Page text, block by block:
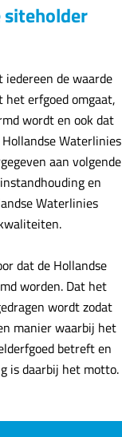
siteholder
de waarde
erfgoed omgaat,
wordt en ook dat
Waterlinies
aan volgende
en
Waterlinies
dat de Hollandse
worden. Dat het
wordt zodat
manier waarbij het
betreft en
is daarbij het motto.